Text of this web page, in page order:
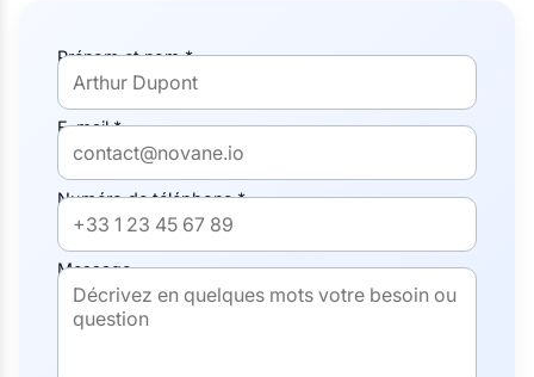
Prénom et nom *
E-mail *
Numéro de téléphone *
Message